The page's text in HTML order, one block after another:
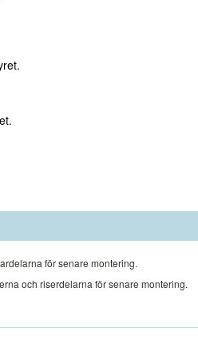
för senare montering.
och riserdelarna för senare montering.